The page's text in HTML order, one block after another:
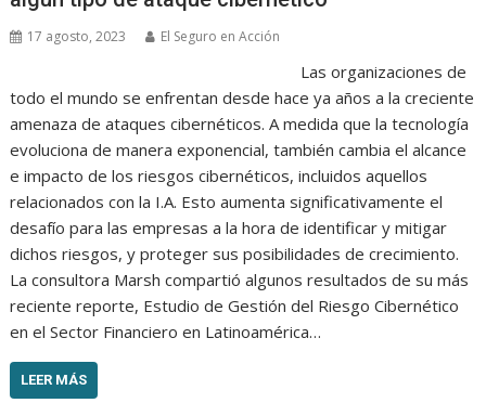
17 agosto, 2023 El Seguro en Acción
Las organizaciones de
todo el mundo se enfrentan desde hace ya años a la creciente
amenaza de ataques cibernéticos. A medida que la tecnología
evoluciona de manera exponencial, también cambia el alcance
e impacto de los riesgos cibernéticos, incluidos aquellos
relacionados con la I.A. Esto aumenta significativamente el
desafío para las empresas a la hora de identificar y mitigar
dichos riesgos, y proteger sus posibilidades de crecimiento.
La consultora Marsh compartió algunos resultados de su más
reciente reporte, Estudio de Gestión del Riesgo Cibernético
en el Sector Financiero en Latinoamérica…
LEER MÁS